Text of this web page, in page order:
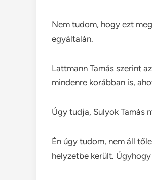
Nem tudom, hogy ezt
egyáltalán.
Lattmann Tamás szerint
mindenre korábban is,
Úgy tudja, Sulyok Tamás
Én úgy tudom, nem áll
helyzetbe került.